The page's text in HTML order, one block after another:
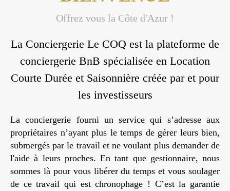
Offrez vous la Côte d'Azur !
La Conciergerie Le COQ est la plateforme de
conciergerie BnB spécialisée en Location
Courte Durée et Saisonnière créée par et pour
les investisseurs
La conciergerie fourni un service qui s’adresse aux
propriétaires n’ayant plus le temps de gérer leurs bien,
submergés par le travail et ne voulant plus demander de
l'aide à leurs proches. En tant que gestionnaire, nous
sommes là pour vous libérer du temps et vous soulager
de ce travail qui est chronophage ! C’est la garantie